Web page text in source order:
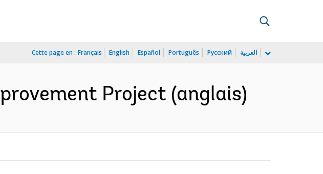
Cette page en : Français English Español Português Русский العربية
Project (anglais)